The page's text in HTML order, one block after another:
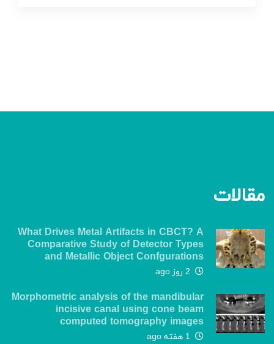
مقالات
What Drives Metal Artifacts in CBCT? A
Comparative Study of Detector Types
and Metallic Object Confgurations
2 روز ago
Morphometric analysis of the mandibular
incisive canal using cone beam
computed tomography images
1 هفته ago